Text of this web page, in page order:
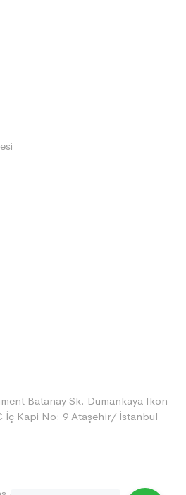
Batanay Sk. Dumankaya Ikon
İç Kapi No: 9 Ataşehi̇r/ İstanbul